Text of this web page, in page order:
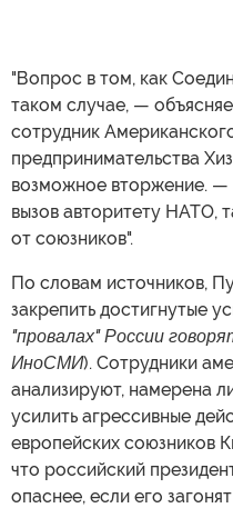
"Вопрос в том, как
таком случае, —
сотрудник
предпринимательства
возможное вторжение. —
вызов авторитету НАТО,
от союзников".
По словам источников,
закрепить достигнутые
"провалах" России
ИноСМИ). Сотрудники
анализируют, намерена
усилить агрессивные
европейских союзников
что российский
опаснее, если его